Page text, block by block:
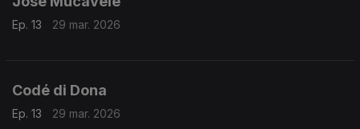
Ep. 13 29 mar. 2026
Codé di Dona
Ep. 13
29 mar. 2026